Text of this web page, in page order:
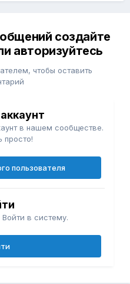
создайте
авторизуйтесь
чтобы оставить
в нашем сообществе.
просто!
пользователя
Войти в систему.